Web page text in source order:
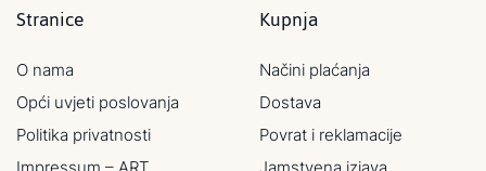
Stranice
O nama
Opći uvjeti poslovanja
Politika privatnosti
Kupnja
Načini plaćanja
Dostava
Povrat i reklamacije